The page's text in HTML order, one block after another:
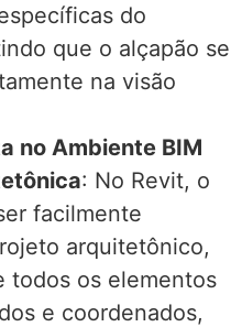
do
que o alçapão se
na visão
no Ambiente BIM
: No Revit, o
facilmente
arquitetônico,
todos os elementos
e coordenados,